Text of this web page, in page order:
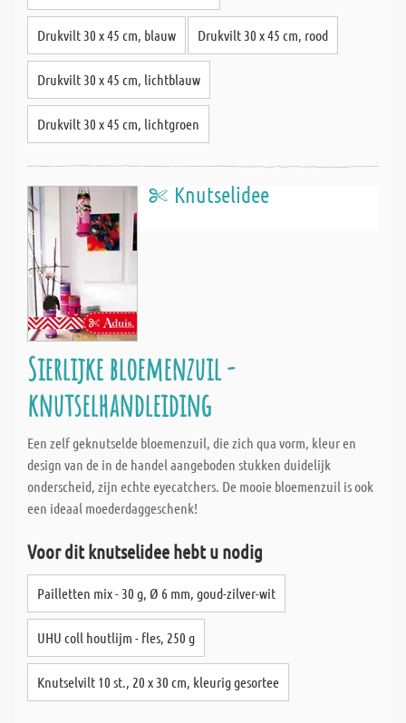
Drukvilt 30 x 45 cm, blauw Drukvilt 30 x 45 cm, rood
Drukvilt 30 x 45 cm, lichtblauw
Drukvilt 30 x 45 cm, lichtgroen
Knutselidee
Sierlijke bloemenzuil -
knutselhandleiding
Een zelf geknutselde bloemenzuil, die zich qua vorm, kleur en
design van de in de handel aangeboden stukken duidelijk
onderscheid, zijn echte eyecatchers. De mooie bloemenzuil is ook
een ideaal moederdaggeschenk!
Voor dit knutselidee hebt u nodig
Pailletten mix - 30 g, Ø 6 mm, goud-zilver-wit
UHU coll houtlijm - fles, 250 g
Knutselvilt 10 st., 20 x 30 cm, kleurig gesortee